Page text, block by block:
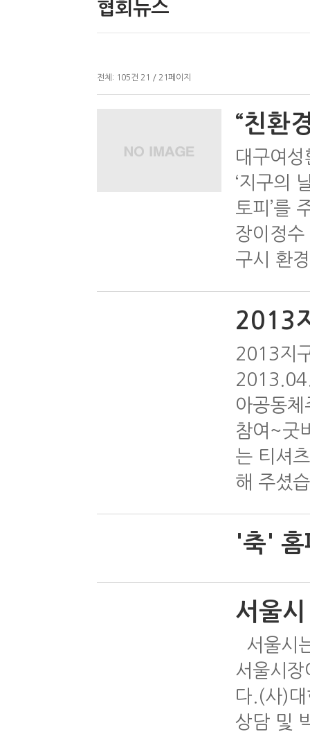
협회뉴스
전체: 105건 21 / 21 페이지
“친환
대구여
‘지구의
토피’를
장이정수
구시 환
2013
2013지
아공동
참여~굿
는 티셔
해 주셨
'축' 홈
서울
서울시
서울시
다.(사)
상담 및